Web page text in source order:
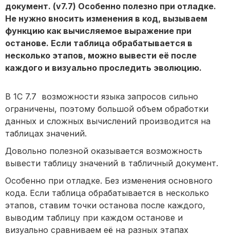
документ. (v7.7) Особенно полезно при отладке.
Не нужно вносить изменения в код, вызываем
функцию как вычисляемое выражение при
останове. Если таблица обрабатывается в
несколько этапов, можно вывести её после
каждого и визуально проследить эволюцию.
В 1С 7.7 возможности языка запросов сильно
ограничены, поэтому большой объем обработки
данных и сложных вычислений производится на
таблицах значений.
Довольно полезной оказывается возможность
вывести таблицу значений в табличный документ.
Особенно при отладке. Без изменения основного
кода. Если таблица обрабатывается в несколько
этапов, ставим точки останова после каждого,
выводим таблицу при каждом останове и
визуально сравниваем её на разных этапах